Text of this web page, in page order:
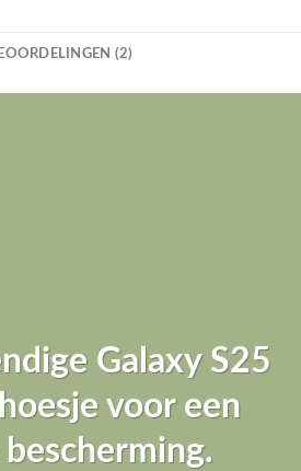
(2)
Galaxy S25
voor een